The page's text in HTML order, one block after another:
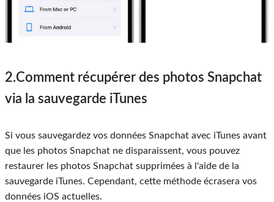
2.Comment récupérer des photos Snapchat
via la sauvegarde iTunes
Si vous sauvegardez vos données Snapchat avec iTunes avant
que les photos Snapchat ne disparaissent, vous pouvez
restaurer les photos Snapchat supprimées à l'aide de la
sauvegarde iTunes. Cependant, cette méthode écrasera vos
données iOS actuelles.